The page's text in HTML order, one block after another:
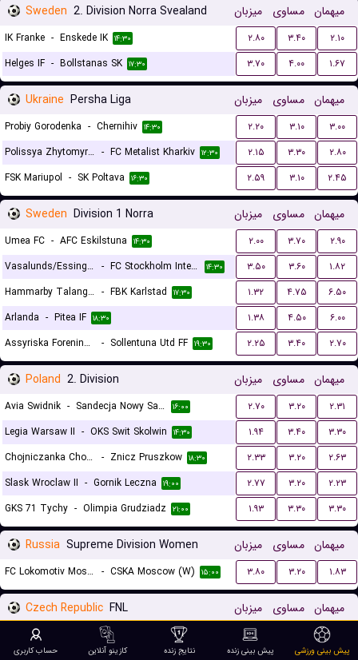
Sweden 2. Division Norra Svealand میزبان مساوی میهمان
IK Franke - Enskede IK ۱۴:۳۰ ۲.۸۰ ۳.۴۰
۲.۱۰
Helges IF - Bollstanas SK ۱۷:۳۰ ۳.۷۰ ۴.۰۰ ۱.۶۷
Ukraine Persha Liga میزبان مساوی میهمان
Probiy Gorodenka - Chernihiv ۱۴:۳۰ ۲.۲۰ ۳.۱۰
۳.۰۰
Polissya Zhytomyr II - FC Metalist Kharkiv ۱۲:۳۰ ۲.۱۵ ۳.۳۰
۲.۸۰
FSK Mariupol - SK Poltava ۱۶:۳۰ ۲.۵۹ ۳.۱۰ ۲.۴۵
Sweden Division 1 Norra میزبان مساوی میهمان
Umea FC - AFC Eskilstuna ۱۴:۳۰ ۲.۰۰ ۳.۷۰
۲.۹۰
Vasalunds/Essinge IF - FC Stockholm Internazionale ۱۴:۳۰ ۳.۵۰ ۳.۶۰
۱.۸۲
Hammarby Talang Ff - FBK Karlstad ۱۷:۳۰ ۱.۳۲ ۴.۷۵
۶.۵۰
Arlanda - Pitea IF ۱۸:۳۰ ۱.۳۸ ۴.۵۰
۶.۰۰
Assyriska Foreningen
- Sollentuna Utd FF ۱۹:۳۰ ۲.۲۵ ۳.۴۰ ۲.۷۰
Poland 2. Division میزبان مساوی میهمان
Avia Swidnik - Sandecja Nowy Sacz ۱۶:۰۰ ۲.۷۰ ۳.۲۰
۲.۳۱
Legia Warsaw II - OKS Swit Skolwin ۱۴:۳۰ ۱.۹۴ ۳.۴۰
۳.۳۰
Chojniczanka Chojnice
- Znicz Pruszkow ۱۸:۳۰ ۲.۳۳ ۳.۲۰
۲.۶۳
Slask Wroclaw II - Gornik Leczna ۱۹:۰۰ ۲.۷۷ ۳.۲۰
۲.۲۳
GKS 71 Tychy - Olimpia Grudziadz ۲۱:۰۰ ۱.۹۳ ۳.۳۰ ۳.۳۰
Russia Supreme Division Women میزبان مساوی میهمان
FC Lokomotiv Moscow (W) - CSKA Moscow (W) ۱۵:۰۰ ۳.۸۰ ۳.۲۰ ۱.۸۳
Czech Republic FNL میزبان مساوی میهمان
Banik Ostrava B FC Silon Taborsko ۱۶:۰۰ ۲.۶۰ ۲.۵۰
پیش بینی ورزشی پیش بینی زنده نتایج زنده کازینو آنلاین حساب کاربری